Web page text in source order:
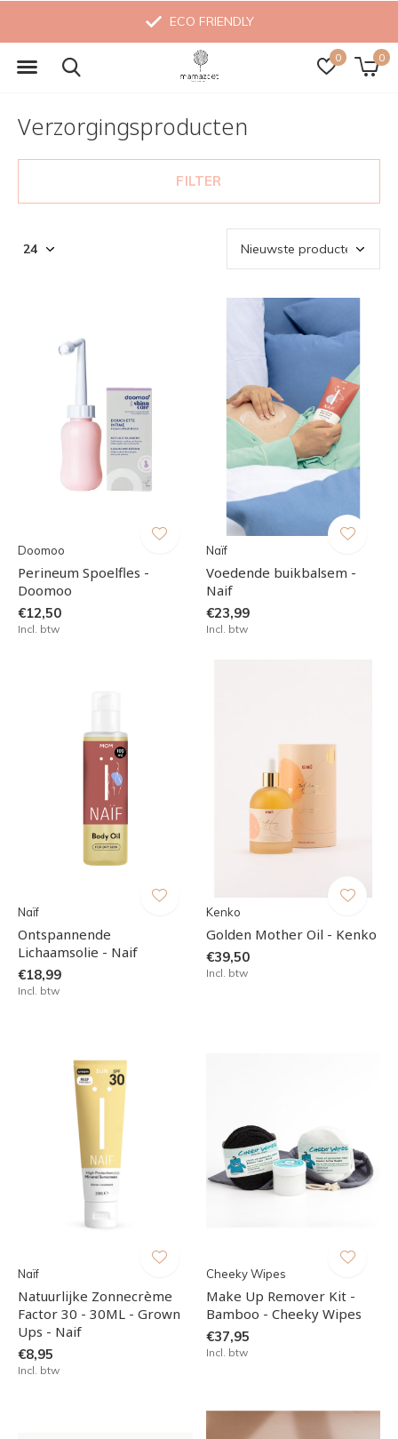
0 0
ECO FRIENDLY
Verzorgingsproducten
FILTER
Doomoo
Perineum Spoelfles -
Doomoo
€12,50
Incl. btw
Naïf
Voedende buikbalsem -
Naif
€23,99
Incl. btw
Naïf
Ontspannende
Lichaamsolie - Naif
€18,99
Incl. btw
Kenko
Golden Mother Oil - Kenko
€39,50
Incl. btw
Naïf
Natuurlijke Zonnecrème
Factor 30 - 30ML - Grown
Ups - Naif
€8,95
Incl. btw
Cheeky Wipes
Make Up Remover Kit -
Bamboo - Cheeky Wipes
€37,95
Incl. btw